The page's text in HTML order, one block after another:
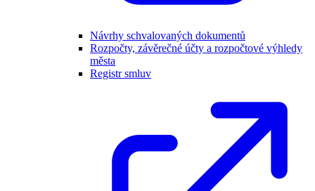
Návrhy schvalovaných dokumentů
Rozpočty, závěrečné účty a rozpočtové výhledy
města
Registr smluv